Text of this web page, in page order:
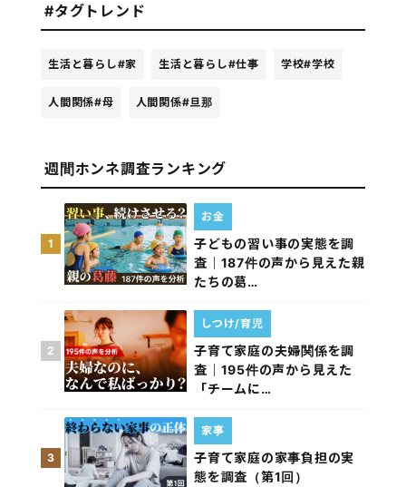
#タグトレンド
生活と暮らし#家 生活と暮らし#仕事 学校#学校
人間関係#母 人間関係#旦那
週間ホンネ調査ランキング
1
子どもの習い事の実態を調
査｜187件の声から見えた親
たちの葛…
お金
2
子育て家庭の夫婦関係を調
査｜195件の声から見えた
「チームに…
しつけ/育児
3
子育て家庭の家事負担の実
態を調査（第1回）
家事